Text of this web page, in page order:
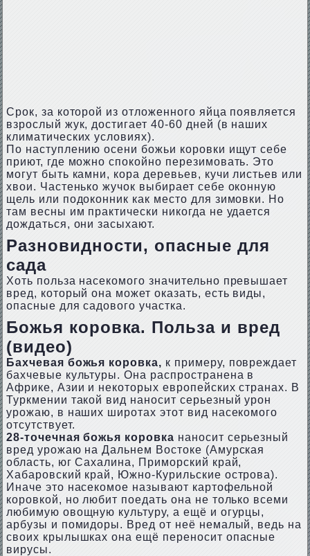
Срок, за которой из отложенного яйца появляется
взрослый жук, достигает 40-60 дней (в наших
климатических условиях).
По наступлению осени божьи коровки ищут себе
приют, где можно спокойно перезимовать. Это
могут быть камни, кора деревьев, кучи листьев или
хвои. Частенько жучок выбирает себе оконную
щель или подоконник как место для зимовки. Но
там весны им практически никогда не удается
дождаться, они засыхают.
Разновидности, опасные для
сада
Хоть польза насекомого значительно превышает
вред, который она может оказать, есть виды,
опасные для садового участка.
Божья коровка. Польза и вред
(видео)
Бахчевая божья коровка, к примеру, повреждает
бахчевые культуры. Она распространена в
Африке, Азии и некоторых европейских странах. В
Туркмении такой вид наносит серьезный урон
урожаю, в наших широтах этот вид насекомого
отсутствует.
28-точечная божья коровка наносит серьезный
вред урожаю на Дальнем Востоке (Амурская
область, юг Сахалина, Приморский край,
Хабаровский край, Южно-Курильские острова).
Иначе это насекомое называют картофельной
коровкой, но любит поедать она не только всеми
любимую овощную культуру, а ещё и огурцы,
арбузы и помидоры. Вред от неё немалый, ведь на
своих крылышках она ещё переносит опасные
вирусы.